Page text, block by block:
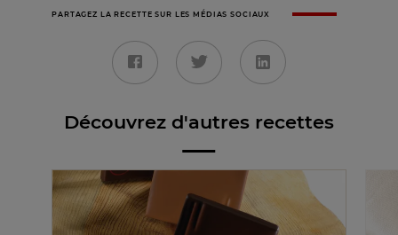
PARTAGEZ LA RECETTE SUR LES MÉDIAS SOCIAUX
Découvrez d'autres recettes